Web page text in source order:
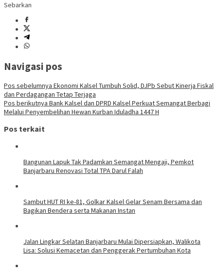
Sebarkan
Navigasi pos
Pos sebelumnya Ekonomi Kalsel Tumbuh Solid, DJPb Sebut Kinerja Fiskal
dan Perdagangan Tetap Terjaga
Pos berikutnya Bank Kalsel dan DPRD Kalsel Perkuat Semangat Berbagi
Melalui Penyembelihan Hewan Kurban Iduladha 1447 H
Pos terkait
Bangunan Lapuk Tak Padamkan Semangat Mengaji, Pemkot
Banjarbaru Renovasi Total TPA Darul Falah
Sambut HUT RI ke-81, Golkar Kalsel Gelar Senam Bersama dan
Bagikan Bendera serta Makanan Instan
Jalan Lingkar Selatan Banjarbaru Mulai Dipersiapkan, Walikota
Lisa: Solusi Kemacetan dan Penggerak Pertumbuhan Kota